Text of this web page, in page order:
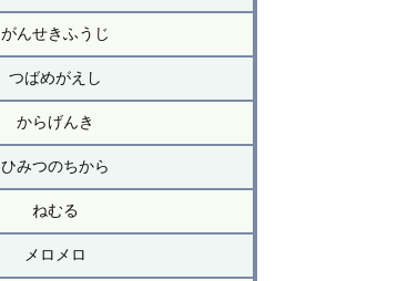
がんせきふうじ
つばめがえし
からげんき
ひみつのちから
ねむる
メロメロ